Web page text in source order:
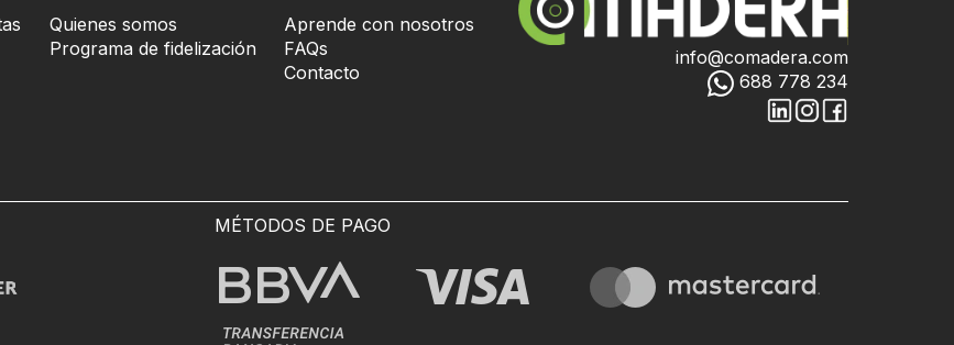
Quienes somos
Programa de fidelización
Aprende con nosotros
FAQs
Contacto
info@comadera.com
688 778 234
MÉTODOS DE PAGO